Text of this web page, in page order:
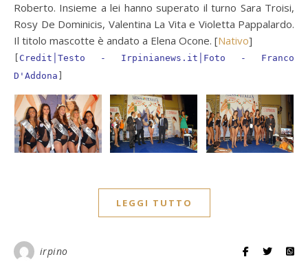
Roberto. Insieme a lei hanno superato il turno Sara Troisi,
Rosy De Dominicis, Valentina La Vita e Violetta Pappalardo.
Il titolo mascotte è andato a Elena Ocone. [Nativo]
Credit│Testo - Irpinianews.it│Foto - Franco
D'Addona
LEGGI TUTTO
irpino